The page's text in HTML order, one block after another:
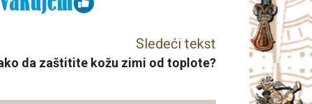
Sledeći tekst
da zaštitite kožu zimi od toplote?